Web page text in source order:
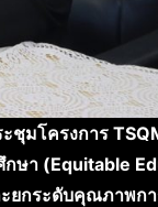
ชุมโครงการ
า (Equitable
ละยกระดับคุณภา